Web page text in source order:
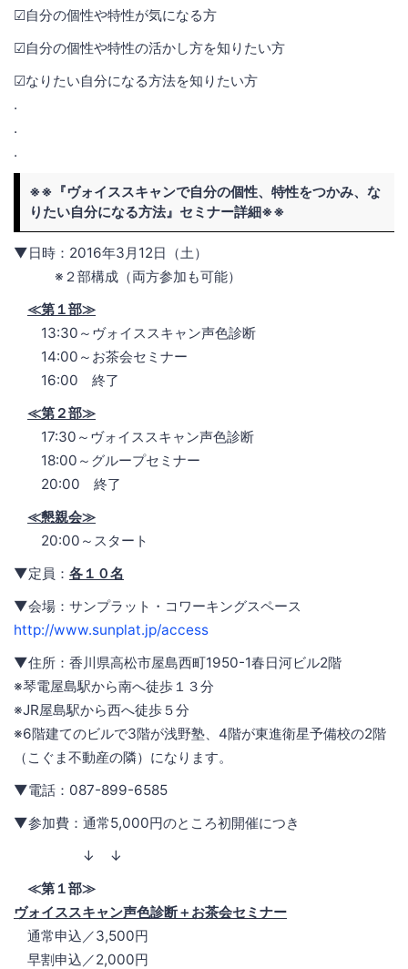
☑自分の個性や特性が気になる方
☑自分の個性や特性の活かし方を知りたい方
☑なりたい自分になる方法を知りたい方
.
.
.
※※『ヴォイススキャンで自分の個性、特性をつかみ、な
りたい自分になる方法』セミナー詳細※※
▼日時：2016年3月12日（土）
※２部構成（両方参加も可能）
≪第１部≫
13:30～ヴォイススキャン声色診断
14:00～お茶会セミナー
16:00 終了
≪第２部≫
17:30～ヴォイススキャン声色診断
18:00～グループセミナー
20:00 終了
≪懇親会≫
20:00～スタート
▼定員： 各１０名
▼会場：サンプラット・コワーキングスペース
http://www.sunplat.jp/access
▼住所：香川県高松市屋島西町1950-1春日河ビル2階
※琴電屋島駅から南へ徒歩１３分
※JR屋島駅から西へ徒歩５分
※6階建てのビルで3階が浅野塾、4階が東進衛星予備校の2階
（こぐま不動産の隣）になります。
▼電話：087-899-6585
▼参加費：通常5,000円のところ初開催につき
↓ ↓
≪第１部≫
ヴォイススキャン声色診断＋お茶会セミナー
通常申込／3,500円
早割申込／2,000円